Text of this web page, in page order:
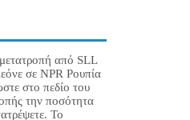
από SLL
σε NPR Ρουπία
στο πεδίο του
την ποσότητα
Το